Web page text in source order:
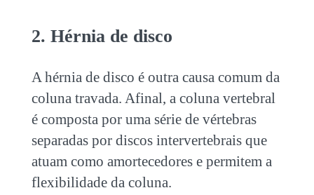
2. Hérnia de disco
A hérnia de disco é outra causa comum da
coluna travada. Afinal, a coluna vertebral
é composta por uma série de vértebras
separadas por discos intervertebrais que
atuam como amortecedores e permitem a
flexibilidade da coluna.